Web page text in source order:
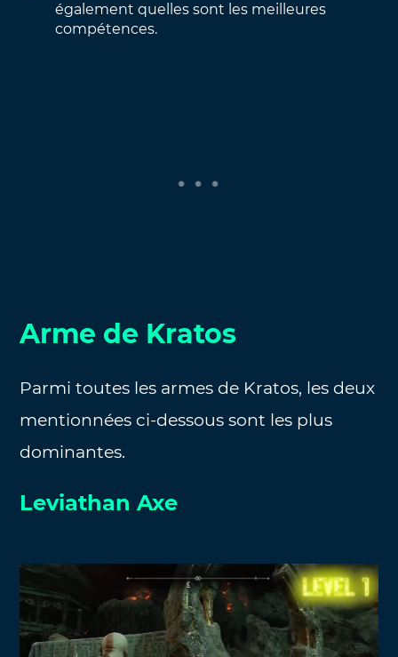
également quelles sont les meilleures
compétences.
Arme de Kratos
Parmi toutes les armes de Kratos, les deux
mentionnées ci-dessous sont les plus
dominantes.
Leviathan Axe